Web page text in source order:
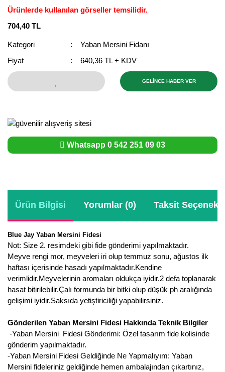
Ürünlerde kullanılan görseller temsilidir.
704,40 TL
Kategori
Yaban Mersini Fidanı
Fiyat
640,36 TL + KDV
GELİNCE HABER VER
Whatsapp 0 542 251 09 03
Ürün Bilgisi Yorumlar (0) Taksit
Blue Jay Yaban Mersini Fidesi
Not: Size 2. resimdeki gibi fide gönderimi yapılmaktadır.
Meyve rengi mor, meyveleri iri olup temmuz sonu, ağustos ilk
haftası içerisinde hasadı yapılmaktadır.Kendine
verimlidir.Meyvelerinin aromaları oldukça iyidir.2 defa toplanarak
hasat bitirilebilir.Çalı formunda bir bitki olup düşük ph aralığında
gelişimi iyidir.Saksıda yetiştiriciliği yapabilirsiniz.
Gönderilen Yaban Mersini Fidesi Hakkında Teknik Bilgiler
-Yaban Mersini Fidesi Gönderimi: Özel tasarım fide kolisinde
gönderim yapılmaktadır.
-Yaban Mersini Fidesi Geldiğinde Ne Yapmalıyım: Yaban
Mersini fideleriniz geldiğinde hemen ambalajından çıkartınız,
Bektaşi Üzümü Fidanı
Böğürtlen Fidanı
Dut Fidanı
Erik Fidanı
Feijoa Fidanı
Frenk Üzümü Fidanı
Goji Berry Fidanı
Hünnap Fidanı
İncir Fidanı
Kayısı Fidanı
Keçiboynuzu Fidanı
Nostaljik Güller
Peyzaj Gülleri
Ters Lale Soğanı
Yılbaşı Gülü Çiçeği